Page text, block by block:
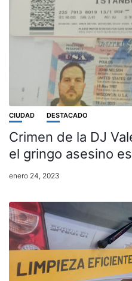
CIUDAD DESTACADO
Crimen de la DJ
el gringo asesino
enero 24, 2023